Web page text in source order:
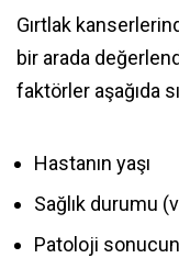
Gırtlak
bir arada
faktörler aşağıda
Hastanın yaşı
Sağlık durumu
Patoloji